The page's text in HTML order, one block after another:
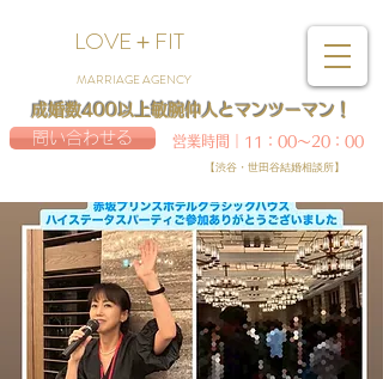
LOVE＋FIT
MARRIAGE AGENCY
問い合わせる
【渋谷・世田谷結婚相談所】
成婚数400以上敏腕仲人とマンツーマン！
営業時間｜11：00～20：00